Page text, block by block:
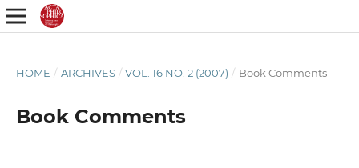
HOME / ARCHIVES / VOL. 16 NO. 2 (2007) / Book Comments
Book Comments